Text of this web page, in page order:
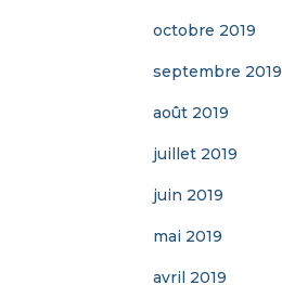
octobre 2019
septembre 2019
août 2019
juillet 2019
juin 2019
mai 2019
avril 2019